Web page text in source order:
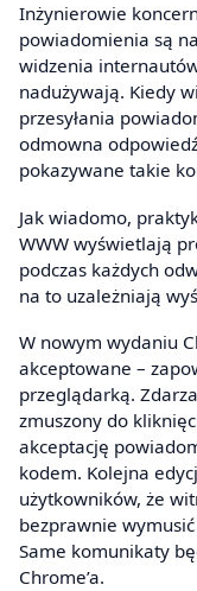
Inżynierowie
powiadomienia są
widzenia
nadużywają. Kiedy
przesyłania
odmowna
pokazywane takie
Jak wiadomo,
WWW wyświetlają
podczas każdych
na to uzależniają
W nowym wydaniu
akceptowane –
przeglądarką.
zmuszony do
akceptację
kodem. Kolejna
użytkowników, że
bezprawnie
Same komunikaty
Chrome’a.